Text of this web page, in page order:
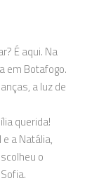
É aqui. Na
em Botafogo.
a luz de
querida!
a Natália,
o